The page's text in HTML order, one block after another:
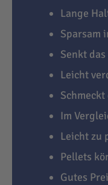
Lange
Sparsam
Senkt
Leicht
Im
Leicht zu
Pellets
Gutes